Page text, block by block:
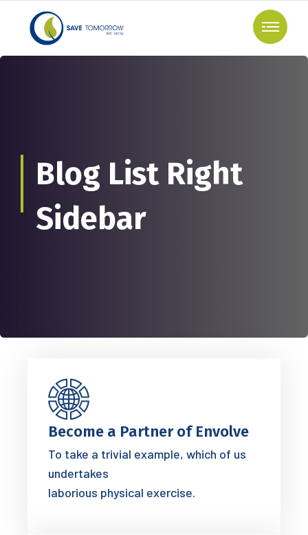
Blog List Right
Sidebar
Become a Partner of Envolve
To take a trivial example, which of us
undertakes
laborious physical exercise.